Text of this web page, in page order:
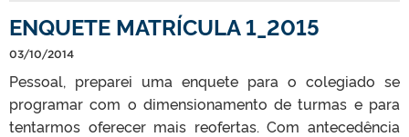
ENQUETE MATRÍCULA 1_2015
03/10/2014
Pessoal, preparei uma enquete para o colegiado se
programar com o dimensionamento de turmas e para
tentarmos oferecer mais reofertas. Com antecedência